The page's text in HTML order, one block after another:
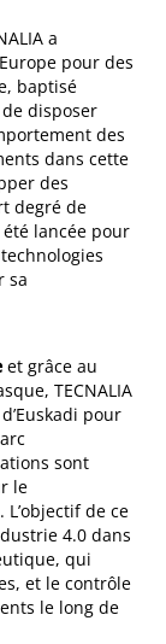
a
pour des
baptisé
disposer
des
dans cette
des
degré de
lancée pour
sa
et grâce au
TECNALIA
pour
sont
le
de ce
4.0 dans
qui
et le contrôle
le long de